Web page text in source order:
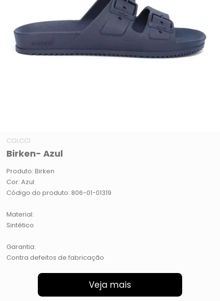
COLCCI
Birken- Azul
Produto: Birken
Cor: Azul
Código do produto: 806-01-01319
Material:
Sintético
Garantia:
Contra defeitos de fabricação
Veja mais